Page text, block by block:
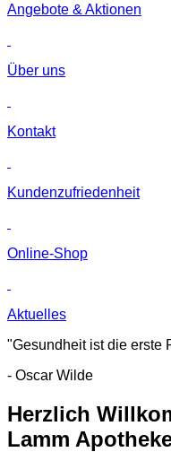
Angebote & Aktionen
Über uns
Kontakt
Kunden­zufriedenheit
Online-Shop
Aktuelles
"Gesundheit ist die erste
- Oscar Wilde
Herzlich
Lamm